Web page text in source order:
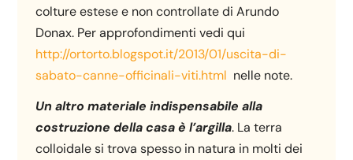
colture estese e non controllate di Arundo
Donax. Per approfondimenti vedi qui
http://ortorto.blogspot.it/2013/01/uscita-di-
sabato-canne-officinali-viti.html nelle note.
Un altro materiale indispensabile alla
costruzione della casa è l’argilla. La terra
colloidale si trova spesso in natura in molti dei